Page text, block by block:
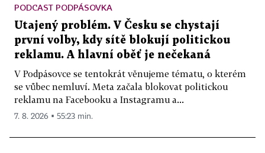
PODCAST PODPÁSOVKA
Utajený problém. V Česku se chystají
první volby, kdy sítě blokují politickou
reklamu. A hlavní oběť je nečekaná
V Podpásovce se tentokrát věnujeme tématu, o kterém
se vůbec nemluví. Meta začala blokovat politickou
reklamu na Facebooku a Instagramu a...
7. 8. 2026 ▪ 55:23 min.